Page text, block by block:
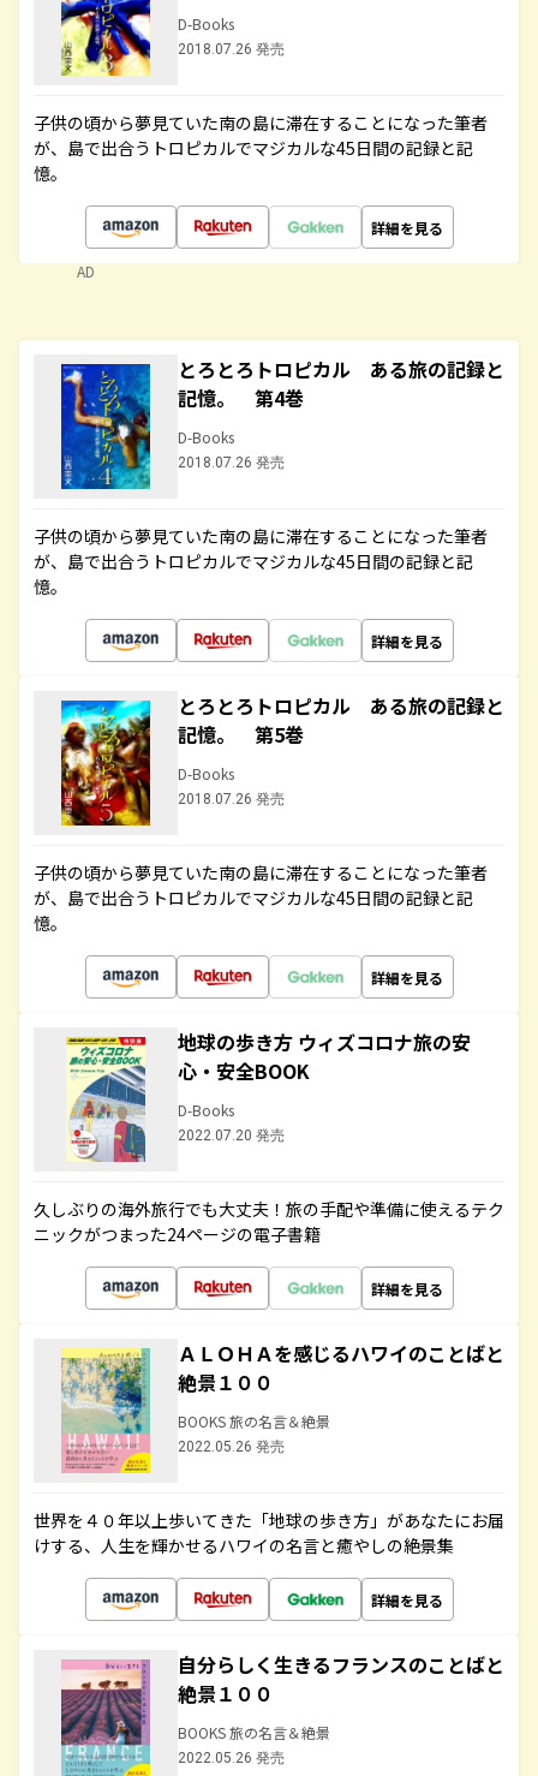
D-Books
2018.07.26 発売
子供の頃から夢見ていた南の島に滞在することになった筆者
が、島で出合うトロピカルでマジカルな45日間の記録と記
憶。
詳細を見る
AD
とろとろトロピカル ある旅の記録と
記憶。 第4巻
D-Books
2018.07.26 発売
子供の頃から夢見ていた南の島に滞在することになった筆者
が、島で出合うトロピカルでマジカルな45日間の記録と記
憶。
詳細を見る
とろとろトロピカル ある旅の記録と
記憶。 第5巻
D-Books
2018.07.26 発売
子供の頃から夢見ていた南の島に滞在することになった筆者
が、島で出合うトロピカルでマジカルな45日間の記録と記
憶。
詳細を見る
地球の歩き方 ウィズコロナ旅の安
心・安全BOOK
D-Books
2022.07.20 発売
久しぶりの海外旅行でも大丈夫！旅の手配や準備に使えるテク
ニックがつまった24ページの電子書籍
詳細を見る
ＡＬＯＨＡを感じるハワイのことばと
絶景１００
BOOKS 旅の名言＆絶景
2022.05.26 発売
世界を４０年以上歩いてきた「地球の歩き方」があなたにお届
けする、人生を輝かせるハワイの名言と癒やしの絶景集
詳細を見る
自分らしく生きるフランスのことばと
絶景１００
BOOKS 旅の名言＆絶景
2022.05.26 発売